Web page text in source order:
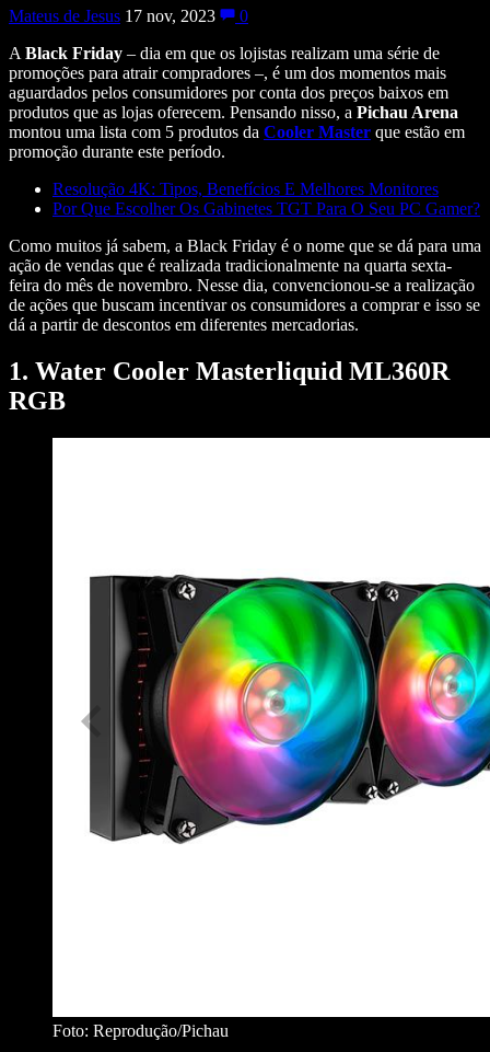
Mateus de Jesus 17 nov, 2023
0
A Black Friday – dia em que os lojistas realizam uma série de
promoções para atrair compradores –, é um dos momentos mais
aguardados pelos consumidores por conta dos preços baixos em
produtos que as lojas oferecem. Pensando nisso, a Pichau Arena
montou uma lista com 5 produtos da Cooler Master que estão em
promoção durante este período.
Resolução 4K: Tipos, Benefícios E Melhores Monitores
Por Que Escolher Os Gabinetes TGT Para O Seu PC Gamer?
Como muitos já sabem, a Black Friday é o nome que se dá para uma
ação de vendas que é realizada tradicionalmente na quarta sexta-
feira do mês de novembro. Nesse dia, convencionou-se a realização
de ações que buscam incentivar os consumidores a comprar e isso se
dá a partir de descontos em diferentes mercadorias.
1. Water Cooler Masterliquid ML360R
RGB
Foto: Reprodução/Pichau